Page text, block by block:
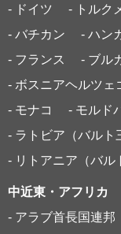
- ドイツ
- トルク
- バチカン
- ハン
- フランス
- ブル
- ボスニアヘルツェ
- モナコ
- モルド
- ラトビア（バルト
- リトアニア（バル
中近東・アフリカ
- アラブ首長国連邦